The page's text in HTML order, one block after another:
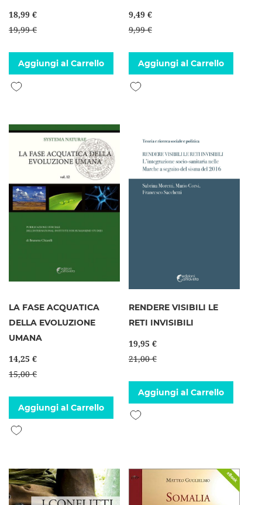
18,99 €
19,99 €
Aggiungi al Carrello
Aggiungi alla lista desideri
9,49 €
9,99 €
Aggiungi al Carrello
Aggiungi alla lista desideri
LA FASE ACQUATICA
DELLA EVOLUZIONE
UMANA
14,25 €
15,00 €
Aggiungi al Carrello
Aggiungi alla lista desideri
RENDERE VISIBILI LE
RETI INVISIBILI
19,95 €
21,00 €
Aggiungi al Carrello
Aggiungi alla lista desideri